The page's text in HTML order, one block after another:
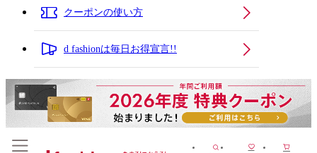
クーポンの使い方
d fashionは毎日お得宣言!!